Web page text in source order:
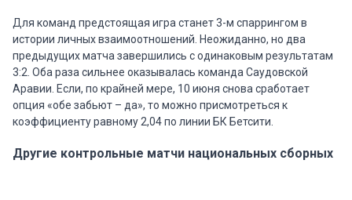
Для команд предстоящая игра станет 3-м спаррингом в
истории личных взаимоотношений. Неожиданно, но два
предыдущих матча завершились с одинаковым результатам
3:2. Оба раза сильнее оказывалась команда Саудовской
Аравии. Если, по крайней мере, 10 июня снова сработает
опция «обе забьют – да», то можно присмотреться к
коэффициенту равному 2,04 по линии БК Бетсити.
Другие контрольные матчи национальных сборных